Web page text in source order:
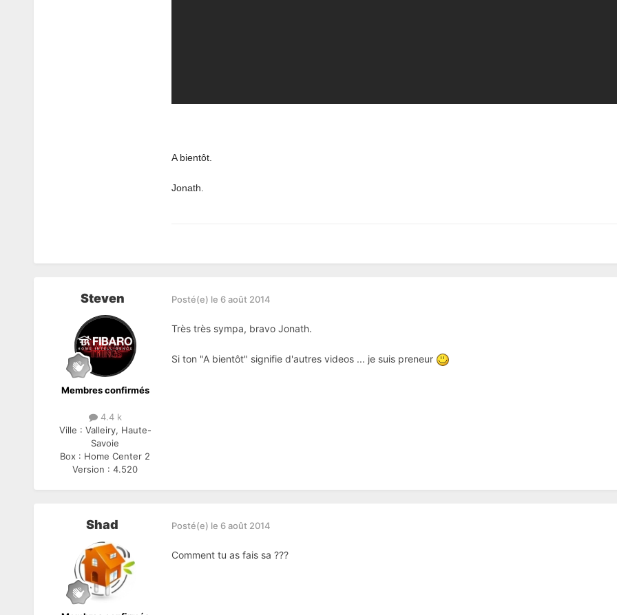
A bientôt.
Jonath.
Steven
Membres confirmés
4.4 k
Ville : Valleiry, Haute-
Savoie
Box : Home Center 2
Version :4.520
Posté(e) le 6 août 2014
Très très sympa, bravo Jonath.
Si ton "A bientôt" signifie d'autres videos ... je suis preneur
Shad Posté(e) le 6 août 2014
Comment tu as fais sa ???